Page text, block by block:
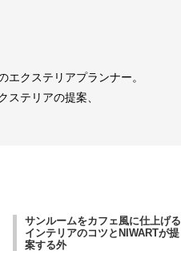
エクステリアプランナー。
ステリアの提案、
サンルームをカフェ風に仕上げる
インテリアのコツとNIWARTが提
案する外